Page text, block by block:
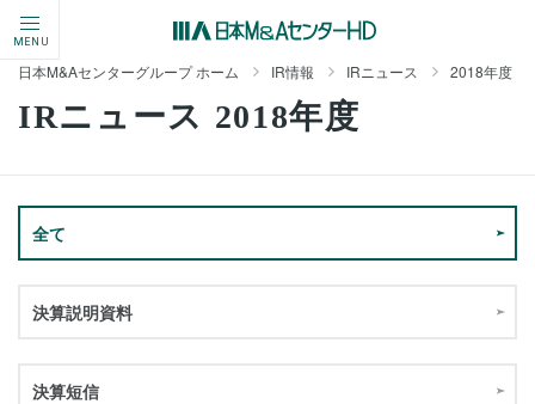
MENU
日本M&Aセンターグループ ホーム IR情報 IRニュース 2018年度
IRニュース 2018年度
全て
決算説明資料
決算短信